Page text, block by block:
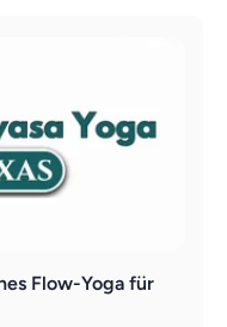
Flow-Yoga für